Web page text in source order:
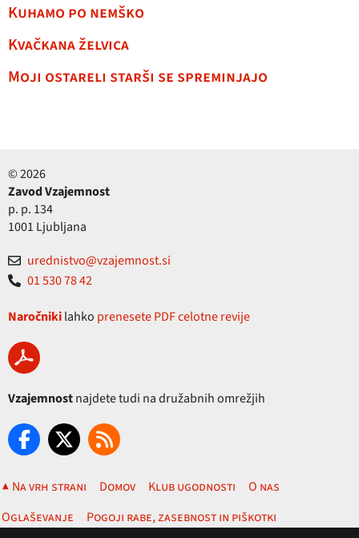
Kuhamo po nemško
Kvačkana želvica
Moji ostareli starši se spreminjajo
© 2026
Zavod Vzajemnost
p. p. 134
1001 Ljubljana
urednistvo@vzajemnost.si
01 530 78 42
Naročnikilahko prenesete PDF celotne revije
Vzajemnostnajdete tudi na družabnih omrežjih
▲ Na vrh strani Domov Klub ugodnosti
O nas
Oglaševanje
Pogoji rabe, zasebnost in piškotki